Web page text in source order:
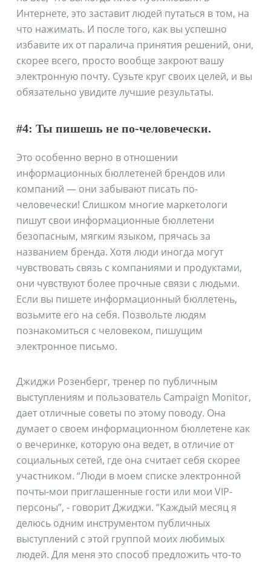
Интернете, это заставит людей путаться в том, на
что нажимать. И после того, как вы успешно
избавите их от паралича принятия решений, они,
скорее всего, просто вообще закроют вашу
электронную почту. Сузьте круг своих целей, и вы
обязательно увидите лучшие результаты.
#4: Ты пишешь не по-человечески.
Это особенно верно в отношении
информационных бюллетеней брендов или
компаний — они забывают писать по-
человечески! Слишком многие маркетологи
пишут свои информационные бюллетени
безопасным, мягким языком, прячась за
названием бренда. Хотя люди иногда могут
чувствовать связь с компаниями и продуктами,
они чувствуют более прочные связи с людьми.
Если вы пишете информационный бюллетень,
возьмите его на себя. Позвольте людям
познакомиться с человеком, пишущим
электронное письмо.
Джиджи Розенберг, тренер по публичным
выступлениям и пользователь Campaign Monitor,
дает отличные советы по этому поводу. Она
думает о своем информационном бюллетене как
о вечеринке, которую она ведет, в отличие от
социальных сетей, где она считает себя скорее
участником. “Люди в моем списке электронной
почты-мои приглашенные гости или мои VIP-
персоны”, - говорит Джиджи. “Каждый месяц я
делюсь одним инструментом публичных
выступлений с этой группой моих любимых
людей. Для меня это способ предложить что-то